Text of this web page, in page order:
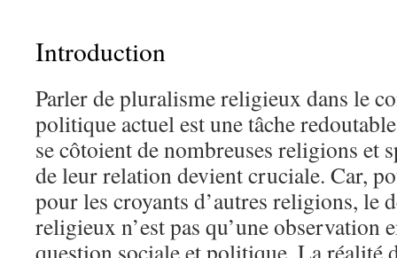
Introduction
Parler de pluralisme religieux dans le
politique actuel est une tâche
se côtoient de nombreuses religions et
de leur relation devient cruciale. Car,
pour les croyants d’autres religions, le
religieux n’est pas qu’une observation
question sociale et politique. La réalité